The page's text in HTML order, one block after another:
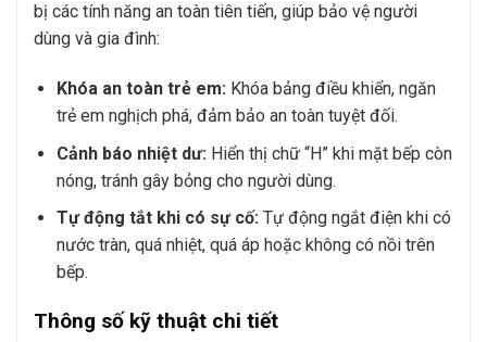
bị các tính năng an toàn tiên tiến, giúp bảo vệ người
dùng và gia đình:
Khóa an toàn trẻ em: Khóa bảng điều khiển, ngăn
trẻ em nghịch phá, đảm bảo an toàn tuyệt đối.
Cảnh báo nhiệt dư: Hiển thị chữ “H” khi mặt bếp còn
nóng, tránh gây bỏng cho người dùng.
Tự động tắt khi có sự cố: Tự động ngắt điện khi có
nước tràn, quá nhiệt, quá áp hoặc không có nồi trên
bếp.
Thông số kỹ thuật chi tiết